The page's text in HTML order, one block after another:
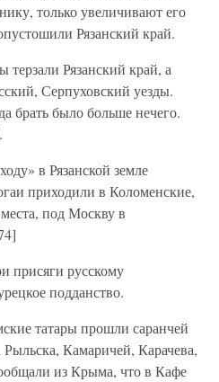
только увеличивают его
Рязанский край.
Рязанский край, а
Серпуховский уезды.
брать было больше нечего.
в Рязанской земле
приходили в Коломенские,
под Москву в
присяги русскому
подданство.
татары прошли саранчей
Рыльска, Камаричей, Карачева,
из Крыма, что в Кафе